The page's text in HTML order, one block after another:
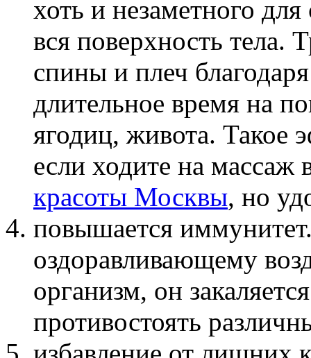
хоть и незаметного
вся поверхность
спины и плеч
длительное время на
ягодиц, живота. Такое
если ходите на массаж
красоты Москвы, но
повышается
оздоравливающему
организм, он
противостоять